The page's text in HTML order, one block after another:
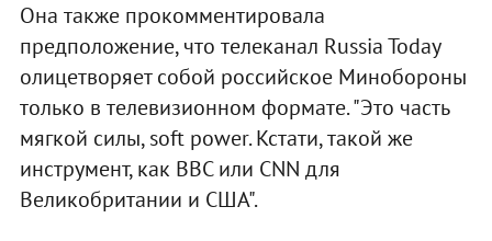
Она также прокомментировала
предположение, что телеканал Russia Today
олицетворяет собой российское Минобороны
только в телевизионном формате. "Это часть
мягкой силы, soft power. Кстати, такой же
инструмент, как BBC или CNN для
Великобритании и США".